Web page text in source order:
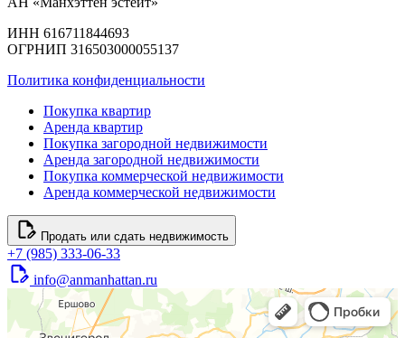
ИНН 616711844693
ОГРНИП 316503000055137
Политика конфиденциальности
Покупка квартир
Аренда квартир
Покупка загородной недвижимости
Аренда загородной недвижимости
Покупка коммерческой недвижимости
Аренда коммерческой недвижимости
Продать или сдать недвижимость
+7 (985) 333-06-33
info@anmanhattan.ru